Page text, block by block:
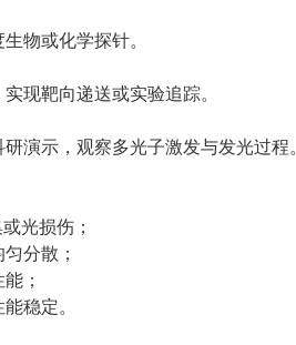
物或化学探针。
现靶向递送或实验追踪。
演示，观察多光子激发与发光过程。
光损伤；
分散；
；
稳定。